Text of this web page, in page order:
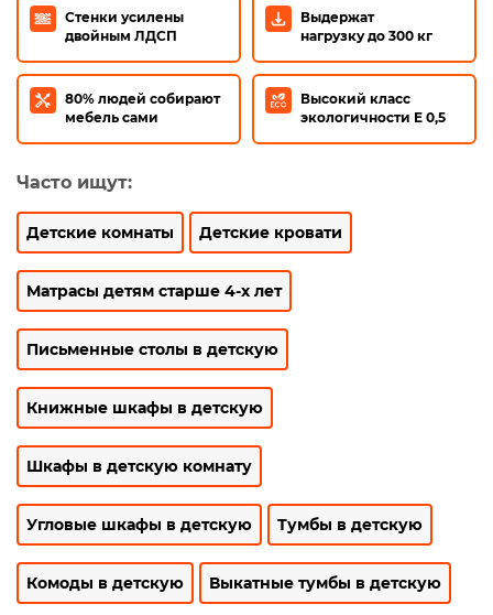
Стенки усилены
двойным ЛДСП
Выдержат
нагрузку до 300 кг
80% людей собирают
мебель сами
Высокий класс
экологичности E 0,5
Часто ищут:
Детские комнаты Детские кровати
Матрасы детям старше 4-х лет
Письменные столы в детскую
Книжные шкафы в детскую
Шкафы в детскую комнату
Угловые шкафы в детскую Тумбы в детскую
Комоды в детскую Выкатные тумбы в детскую